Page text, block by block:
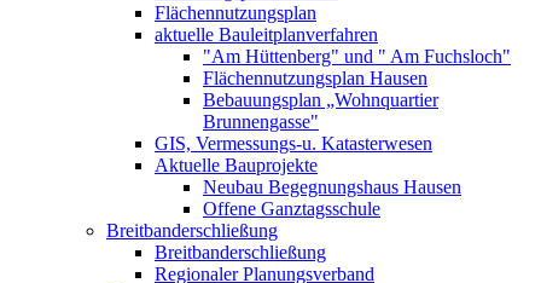
Flächennutzungsplan
aktuelle Bauleitplanverfahren
"Am Hüttenberg" und " Am Fuchsloch"
Flächennutzungsplan Hausen
Bebauungsplan „Wohnquartier
Brunnengasse"
GIS, Vermessungs-u. Katasterwesen
Aktuelle Bauprojekte
Neubau Begegnungshaus Hausen
Offene Ganztagsschule
Breitbanderschließung
Breitbanderschließung
Regionaler Planungsverband